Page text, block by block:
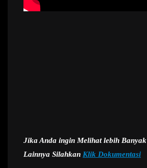
Jika Anda ingin Melihat lebih
Lainnya Silahkan Klik Dokumentasi